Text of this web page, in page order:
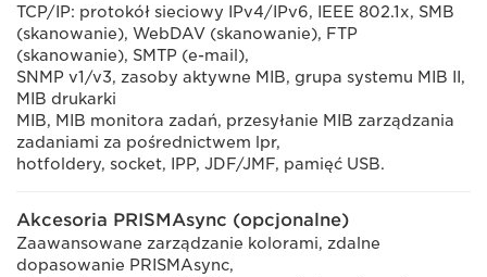
TCP/IP: protokół sieciowy IPv4/IPv6, IEEE 802.1x, SMB
(skanowanie), WebDAV (skanowanie), FTP
(skanowanie), SMTP (e-mail),
SNMP v1/v3, zasoby aktywne MIB, grupa systemu MIB II,
MIB drukarki
MIB, MIB monitora zadań, przesyłanie MIB zarządzania
zadaniami za pośrednictwem lpr,
hotfoldery, socket, IPP, JDF/JMF, pamięć USB.
Akcesoria PRISMAsync (opcjonalne)
Zaawansowane zarządzanie kolorami, zdalne
dopasowanie PRISMAsync,